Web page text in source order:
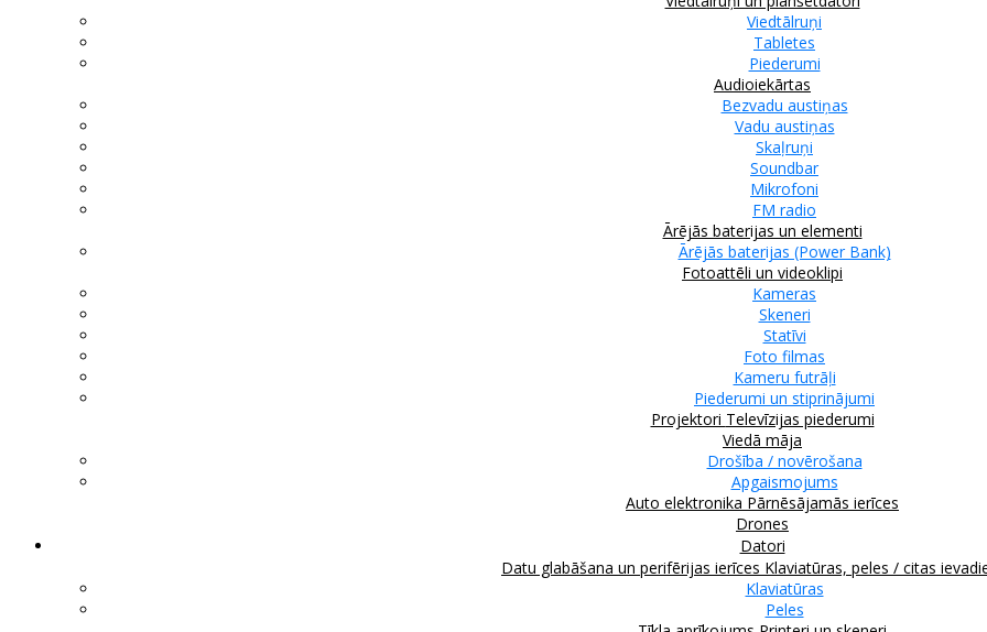
Viedtālruņi
Tabletes
Piederumi
Audioiekārtas
Bezvadu austiņas
Vadu austiņas
Skaļruņi
Soundbar
Mikrofoni
FM radio
Ārējās baterijas un elementi
Ārējās baterijas (Power Bank)
Fotoattēli un videoklipi
Kameras
Skeneri
Statīvi
Foto filmas
Kameru futrāļi
Piederumi un stiprinājumi
Projektori Televīzijas piederumi
Viedā māja
Drošība / novērošana
Apgaismojums
Auto elektronika Pārnēsājamās ierīces
Drones
Datori
Datu glabāšana un perifērijas ierīces Klaviatūras, peles / citas
Klaviatūras
Peles